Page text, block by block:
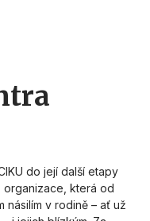
do její další etapy
organizace, která od
násilím v rodině – ať už